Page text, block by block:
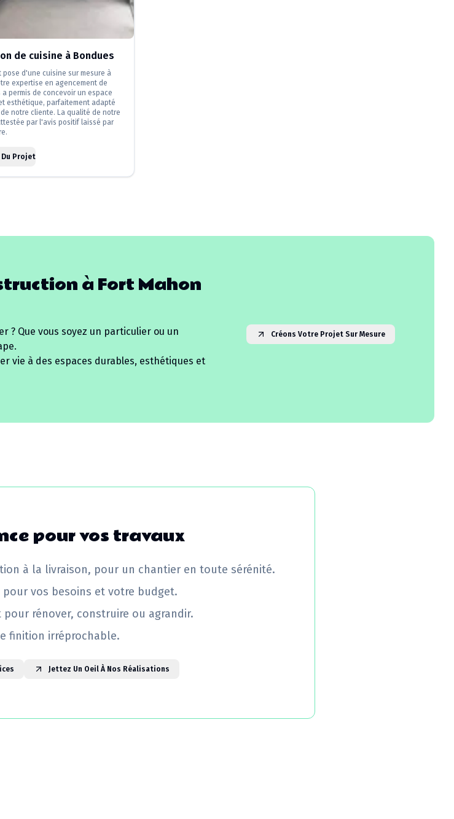
de cuisine à Bondues
pose d'une cuisine sur mesure à
expertise en agencement de
permis de concevoir un espace
esthétique, parfaitement adapté
notre cliente. La qualité de notre
par l'avis positif laissé par
Projet
àFort Mahon
? Que vous soyez un particulier ou un
vie à des espaces durables, esthétiques et
Créons Votre Projet Sur Mesure
pour vos travaux
à la livraison, pour un chantier en toute sérénité.
vos besoins et votre budget.
rénover, construire ou agrandir.
finition irréprochable.
Jettez Un Oeil À Nos Réalisations